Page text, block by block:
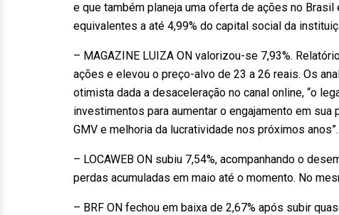
e que também planeja uma oferta de ações no
equivalentes a até 4,99% do capital social da
– MAGAZINE LUIZA ON valorizou-se 7,93%.
ações e elevou o preço-alvo de 23 a 26 reais. Os
otimista dada a desaceleração no canal online, “o
investimentos para aumentar o engajamento em
GMV e melhoria da lucratividade nos próximos anos”.
– LOCAWEB ON subiu 7,54%, acompanhando o
perdas acumuladas em maio até o momento. No
– BRF ON fechou em baixa de 2,67% após subir